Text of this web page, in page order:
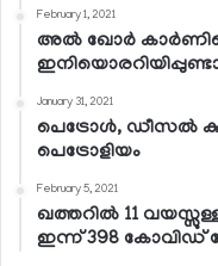
February 1, 2021
അല്‍ ഖോര്‍
January 31, 2021
പെട്രോള്‍, ഡീസല്‍
പെട്രോളിയം
February 5, 2021
ഖത്തറില്‍ 11
ഇന്ന് 398